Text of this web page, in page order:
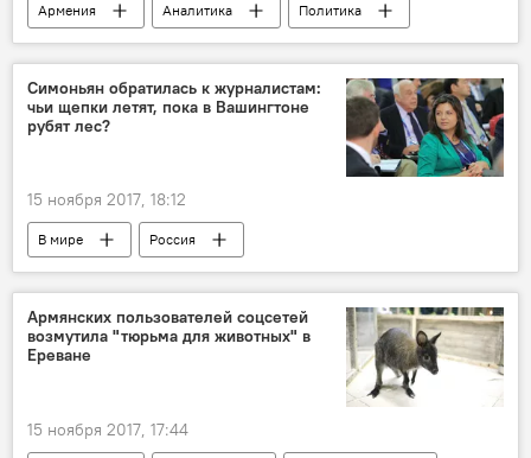
Армения Аналитика
Политика
Отношения Армении и Израиля
Симоньян обратилась к журналистам:
чьи щепки летят, пока в Вашингтоне
рубят лес?
15 ноября 2017, 18:12
В мире Россия
Армянских пользователей соцсетей
возмутила "тюрьма для животных" в
Ереване
15 ноября 2017, 17:44